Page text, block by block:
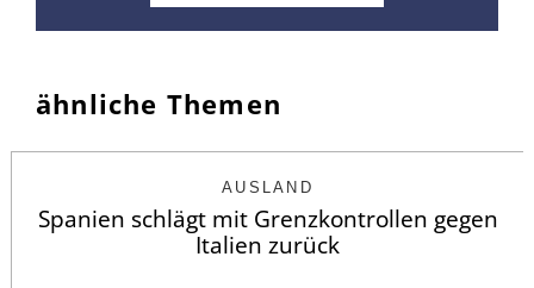
ähnliche Themen
AUSLAND
Spanien schlägt mit Grenzkontrollen gegen
Italien zurück